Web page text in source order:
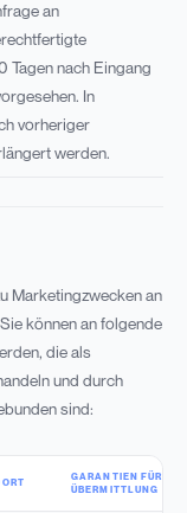
an
Tagen nach Eingang
In
vorheriger
werden.
Marketingzwecken an
können an folgende
die als
und durch
sind:
GARANTIEN FÜR DIE
ÜBERMITTLUNG